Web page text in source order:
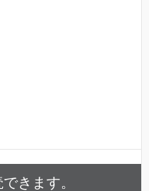
きます。